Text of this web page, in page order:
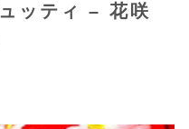
ッティ – 花咲